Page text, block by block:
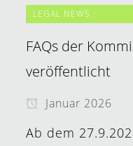
LEGAL NEWS
FAQs der
veröffentlicht
Januar 2026
Ab dem